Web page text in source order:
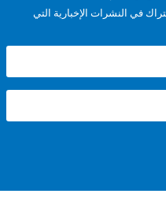
الإخبارية التي